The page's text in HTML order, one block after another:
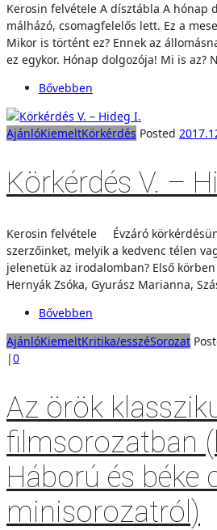
Kerosin felvétele A dísztábla A hónap
málházó, csomagfelelős lett. Ez a
Mikor is történt ez? Ennek az
ez egykor. Hónap dolgozója! Mi is az?
Bővebben
AjánlóKiemeltKörkérdés Posted
Körkérdés V. –
Kerosin felvétele Évzáró
szerzőinket, melyik a kedvenc télen
jelenetük az irodalomban? Első
Hernyák Zsóka, Gyurász Marianna,
Bővebben
AjánlóKiemeltKritika/esszéSorozat
|0
Az örök
filmsorozatban
Háború és béke
minisorozatról)